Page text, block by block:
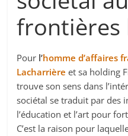
frontières
Pour l’homme d’affaires
Lacharrière et sa holding
trouve son sens dans
sociétal se traduit par des
l’éducation et l’art pour
C’est la raison pour